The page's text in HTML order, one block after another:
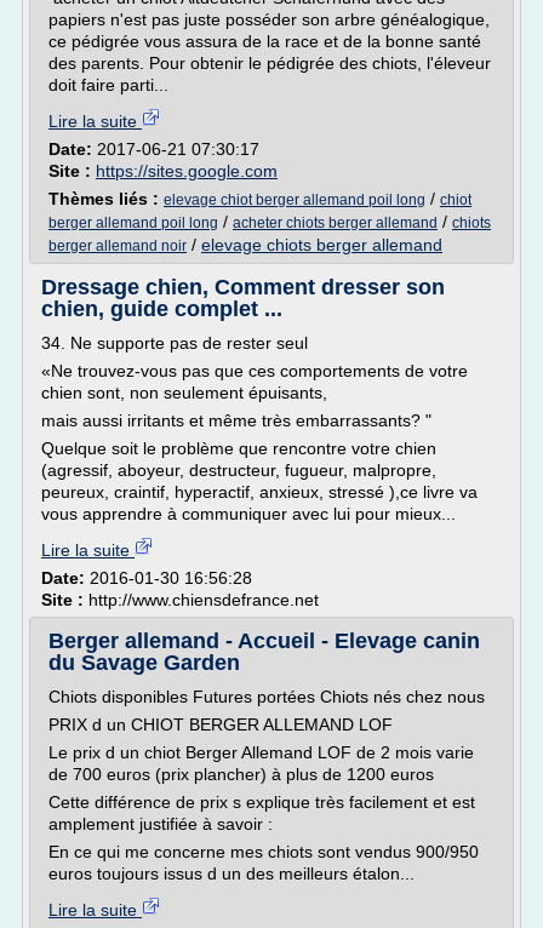
papiers n'est pas juste posséder son arbre généalogique,
ce pédigrée vous assura de la race et de la bonne santé
des parents. Pour obtenir le pédigrée des chiots, l'éleveur
doit faire parti...
Lire la suite
Date: 2017-06-21 07:30:17
Site : https://sites.google.com
Thèmes liés : elevage chiot berger allemand poil long / chiot
berger allemand poil long / acheter chiots berger allemand / chiots
berger allemand noir / elevage chiots berger allemand
Dressage chien, Comment dresser son
chien, guide complet ...
34. Ne supporte pas de rester seul
«Ne trouvez-vous pas que ces comportements de votre
chien sont, non seulement épuisants,
mais aussi irritants et même très embarrassants? "
Quelque soit le problème que rencontre votre chien
(agressif, aboyeur, destructeur, fugueur, malpropre,
peureux, craintif, hyperactif, anxieux, stressé ),ce livre va
vous apprendre à communiquer avec lui pour mieux...
Lire la suite
Date: 2016-01-30 16:56:28
Site : http://www.chiensdefrance.net
Berger allemand - Accueil - Elevage canin
du Savage Garden
Chiots disponibles Futures portées Chiots nés chez nous
PRIX d un CHIOT BERGER ALLEMAND LOF
Le prix d un chiot Berger Allemand LOF de 2 mois varie
de 700 euros (prix plancher) à plus de 1200 euros
Cette différence de prix s explique très facilement et est
amplement justifiée à savoir :
En ce qui me concerne mes chiots sont vendus 900/950
euros toujours issus d un des meilleurs étalon...
Lire la suite